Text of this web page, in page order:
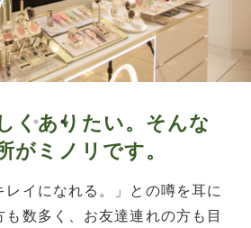
くありたい。そんな
がミノリです。
レイになれる。」との噂を耳に
も数多く、お友達連れの方も目